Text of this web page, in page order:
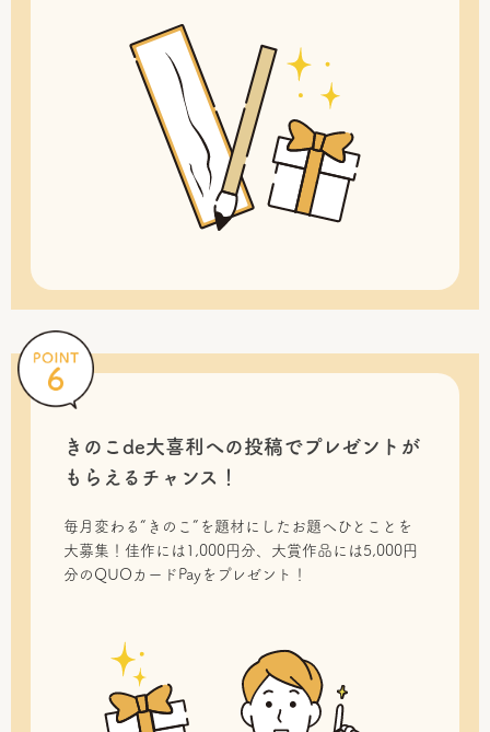
きのこde大喜利への投稿でプレゼントが
もらえるチャンス！
毎月変わる“きのこ”を題材にしたお題へひとことを
大募集！佳作には1,000円分、大賞作品には5,000円
分のQUOカードPayをプレゼント！